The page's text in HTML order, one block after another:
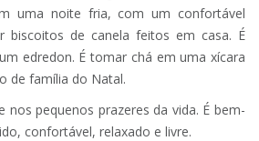
uma noite fria, com um confortável
biscoitos de canela feitos em casa. É
edredon. É tomar chá em uma xícara
de família do Natal.
nos pequenos prazeres da vida. É bem-
confortável, relaxado e livre.